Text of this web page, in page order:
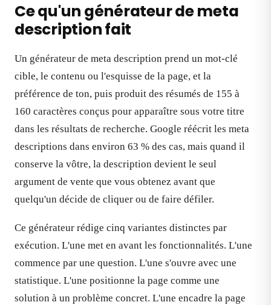
Ce qu'un générateur de meta
description fait
Un générateur de meta description prend un mot-clé
cible, le contenu ou l'esquisse de la page, et la
préférence de ton, puis produit des résumés de 155 à
160 caractères conçus pour apparaître sous votre titre
dans les résultats de recherche. Google réécrit les meta
descriptions dans environ 63 % des cas, mais quand il
conserve la vôtre, la description devient le seul
argument de vente que vous obtenez avant que
quelqu'un décide de cliquer ou de faire défiler.
Ce générateur rédige cinq variantes distinctes par
exécution. L'une met en avant les fonctionnalités. L'une
commence par une question. L'une s'ouvre avec une
statistique. L'une positionne la page comme une
solution à un problème concret. L'une encadre la page